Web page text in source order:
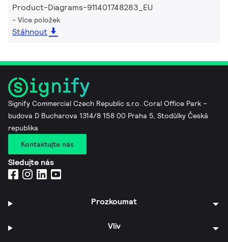
Product-Diagrams-911401748283_EU
Více položek
Stáhnout
Signify Commercial Czech Republic s.r.o. Coral Office Park –
budova D Bucharova 1314/8 158 00 Praha 5, Stodůlky Česká
republika
Kontaktujte nás
Sledujte nás
Prozkoumat
Vliv